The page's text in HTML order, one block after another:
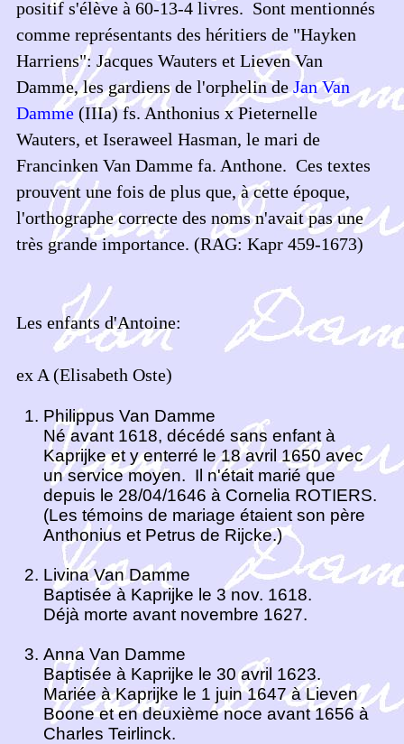
positif s'élève à 60-13-4 livres. Sont mentionnés
comme représentants des héritiers de "Hayken
Harriens": Jacques Wauters et Lieven Van
Damme, les gardiens de l'orphelin deJan Van
Damme (IIIa) fs. Anthonius x Pieternelle
Wauters, et Iseraweel Hasman, le mari de
Francinken Van Damme fa. Anthone. Ces textes
prouvent une fois de plus que, à cette époque,
l'orthographe correcte des noms n'avait pas une
très grande importance. (RAG: Kapr 459-1673)
Les enfants d'Antoine:
ex A (Elisabeth Oste)
Philippus Van Damme
Né avant 1618, décédé sans enfant à
Kaprijke et y enterré le 18 avril 1650 avec
un service moyen. Il n'était marié que
depuis le 28/04/1646 à Cornelia ROTIERS.
(Les témoins de mariage étaient son père
Anthonius et Petrus de Rijcke.)
Livina Van Damme
Baptisée à Kaprijke le 3 nov. 1618.
Déjà morte avant novembre 1627.
Anna Van Damme
Baptisée à Kaprijke le 30 avril 1623.
Mariée à Kaprijke le 1 juin 1647 à Lieven
Boone et en deuxième noce avant 1656 à
Charles Teirlinck.